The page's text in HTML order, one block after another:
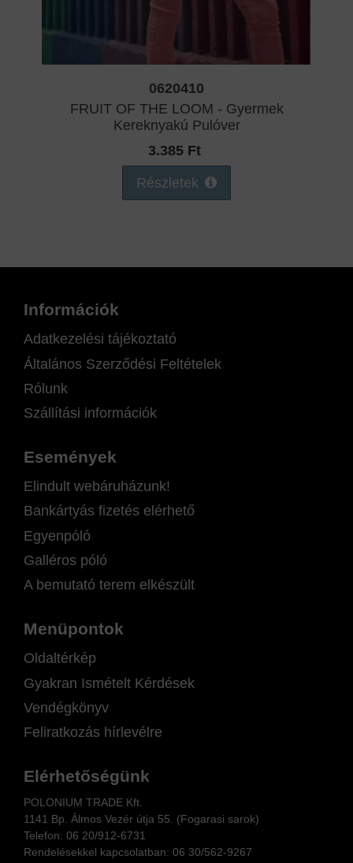
0620410
FRUIT OF THE LOOM - Gyermek
Kereknyakú Pulóver
3.385 Ft
Részletek
Információk
Adatkezelési tájékoztató
Általános Szerződési Feltételek
Rólunk
Szállítási információk
Események
Elindult webáruházunk!
Bankártyás fizetés elérhető
Egyenpóló
Galléros póló
A bemutató terem elkészült
Menüpontok
Oldaltérkép
Gyakran Ismételt Kérdések
Vendégkönyv
Feliratkozás hírlevélre
Elérhetőségünk
POLONIUM TRADE Kft.
1141 Bp. Álmos Vezér útja 55. (Fogarasi sarok)
Telefon: 06 20/912-6731
Rendelésekkel kapcsolatban: 06 30/562-9267